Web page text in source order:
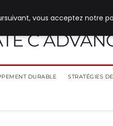
C
DURABLE STRATÉGIES
vous acceptez notre